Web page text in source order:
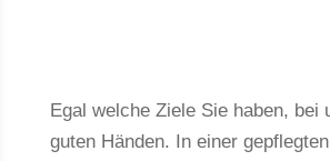
Egal welche Ziele Sie haben, bei
guten Händen. In einer